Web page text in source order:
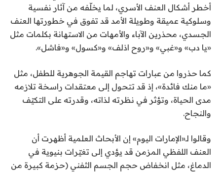
أخطر أشكال العنف الأسري، لما يخلّفه من آثار نفسية
وسلوكية عميقة وطويلة الأمد قد تفوق في خطورتها العنف
الجسدي، محذرين الآباء والأمهات من الاستهانة بكلمات مثل
«يا دب» و«غبي» و«روح اذلف» و«كسول» و«فاشل».
كما حذروا من عبارات تهاجم القيمة الجوهرية للطفل، مثل
«ما منك فائدة»، إذ قد تتحول إلى معتقدات راسخة تلازمه
مدى الحياة، وتؤثر في نظرته لذاته، وقدرته على التكيّف
والنجاح.
وقالوا لـ«الإمارات اليوم» إن الأبحاث العلمية أظهرت أن
العنف اللفظي المزمن قد يؤدي إلى تغيّرات بنيوية في
الدماغ، مثل انخفاض حجم الجسم الثفني (حزمة كبيرة من